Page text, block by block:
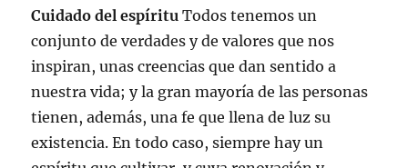
Cuidado del espíritu Todos tenemos un
conjunto de verdades y de valores que nos
inspiran, unas creencias que dan sentido a
nuestra vida; y la gran mayoría de las personas
tienen, además, una fe que llena de luz su
existencia. En todo caso, siempre hay un